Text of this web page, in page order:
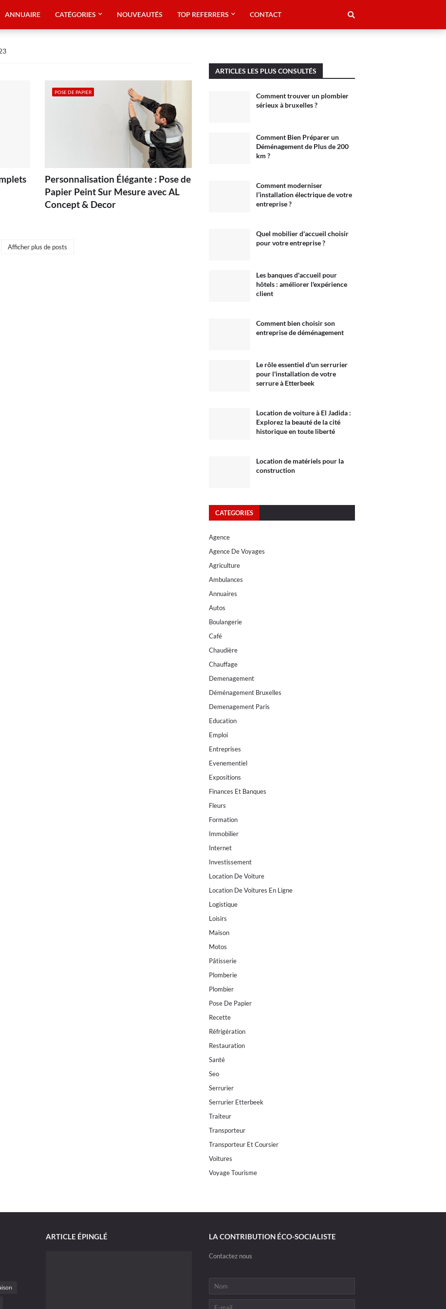
ANNUAIRE CATÉGORIES NOUVEAUTÉS TOP REFERRERS CONTACT
POSE DE PAPIER
Personnalisation Élégante : Pose de
Papier Peint Sur Mesure avec AL
Concept & Decor
Afficher plus de posts
ARTICLES LES PLUS CONSULTÉS
Comment trouver un plombier
sérieux à bruxelles ?
Comment Bien Préparer un
Déménagement de Plus de 200
km ?
Comment moderniser
l’installation électrique de votre
entreprise ?
Quel mobilier d'accueil choisir
pour votre entreprise ?
Les banques d'accueil pour
hôtels : améliorer l'expérience
client
Comment bien choisir son
entreprise de déménagement
Le rôle essentiel d'un serrurier
pour l'installation de votre
serrure à Etterbeek
Location de voiture à El Jadida :
Explorez la beauté de la cité
historique en toute liberté
Location de matériels pour la
construction
CATEGORIES
Agence
Agence De Voyages
Agriculture
Ambulances
Annuaires
Autos
Boulangerie
Café
Chaudière
Chauffage
Demenagement
Déménagement Bruxelles
Demenagement Paris
Education
Emploi
Entreprises
Evenementiel
Expositions
Finances Et Banques
Fleurs
Formation
Immobilier
Internet
Investissement
Location De Voiture
Location De Voitures En Ligne
Logistique
Loisirs
Maison
Motos
Pâtisserie
Plomberie
Plombier
Pose De Papier
Recette
Réfrigération
Restauration
Santé
Seo
Serrurier
Serrurier Etterbeek
Traiteur
Transporteur
Transporteur Et Coursier
Voitures
Voyage Tourisme
ARTICLE ÉPINGLÉ LA CONTRIBUTION ÉCO-SOCIALISTE
Contactez nous